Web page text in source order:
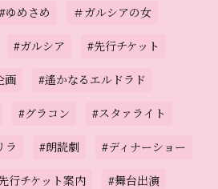
#ゆめさめ ＃ガルシアの女
#ガルシア #先行チケット
画 #遙かなるエルドラド
#グラコン #スタァライト
ラ #朗読劇 #ディナーショー
行チケット案内 #舞台出演